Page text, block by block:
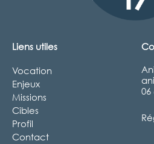
Liens utiles
Vocation
Enjeux
Missions
Cibles
Profil
Contact
06